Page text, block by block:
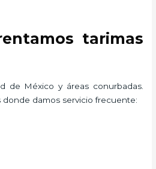
tarimas
de México y áreas conurbadas.
donde damos servicio frecuente: